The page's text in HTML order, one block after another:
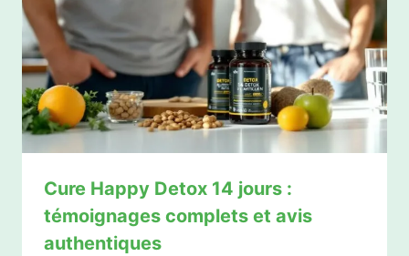
Cure Happy Detox 14 jours :
témoignages complets et avis
authentiques